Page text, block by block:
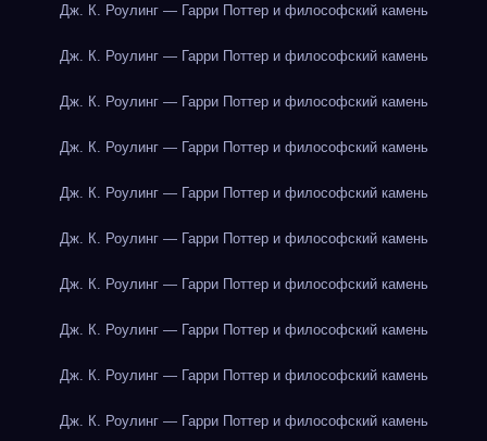
Дж. К. Роулинг — Гарри Поттер и философский камень
Дж. К. Роулинг — Гарри Поттер и философский камень
Дж. К. Роулинг — Гарри Поттер и философский камень
Дж. К. Роулинг — Гарри Поттер и философский камень
Дж. К. Роулинг — Гарри Поттер и философский камень
Дж. К. Роулинг — Гарри Поттер и философский камень
Дж. К. Роулинг — Гарри Поттер и философский камень
Дж. К. Роулинг — Гарри Поттер и философский камень
Дж. К. Роулинг — Гарри Поттер и философский камень
Дж. К. Роулинг — Гарри Поттер и философский камень